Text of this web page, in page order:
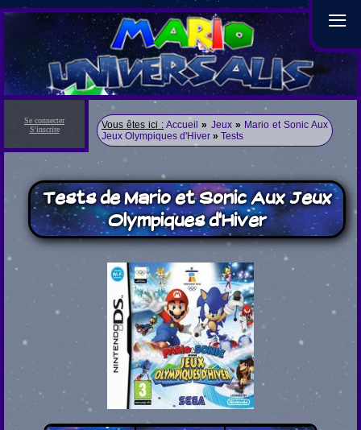
≡
Se connecter
S'inscrire
Vous êtes ici : Accueil » Jeux » Mario et Sonic Aux
Jeux Olympiques d'Hiver » Tests
Tests de Mario et Sonic Aux Jeux
Olympiques d'Hiver